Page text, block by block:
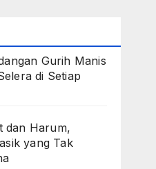
Gurih Manis
di Setiap
dan Harum,
yang Tak